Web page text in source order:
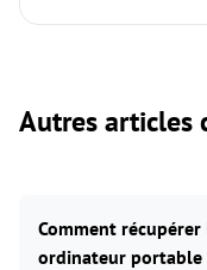
Autres articles
Comment
ordinateur